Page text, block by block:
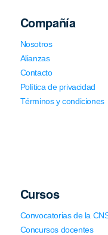
Compañía
Nosotros
Alianzas
Contacto
Política de privacidad
Términos y condiciones
Cursos
Convocatorias de la
Concursos docentes